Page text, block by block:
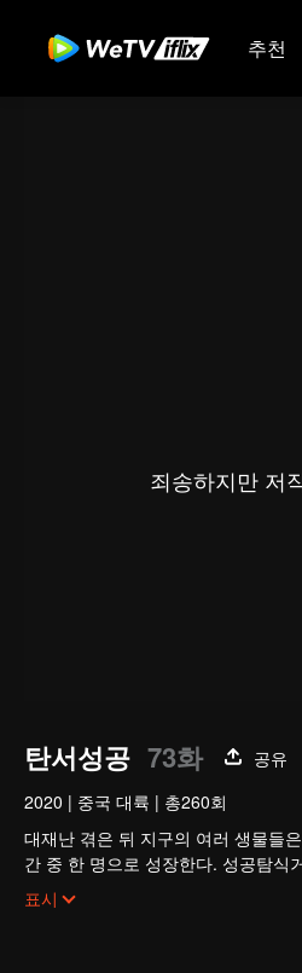
추천
죄송하지만 저
탄서성공 73화
공유
2020 | 중국 대륙 | 총260회
대재난 겪은 뒤 지구의 여러 생물들
간 중 한 명으로 성장한다. 성공탐식
구를 벗어나 우주로 발을 내딛기 시작
표시